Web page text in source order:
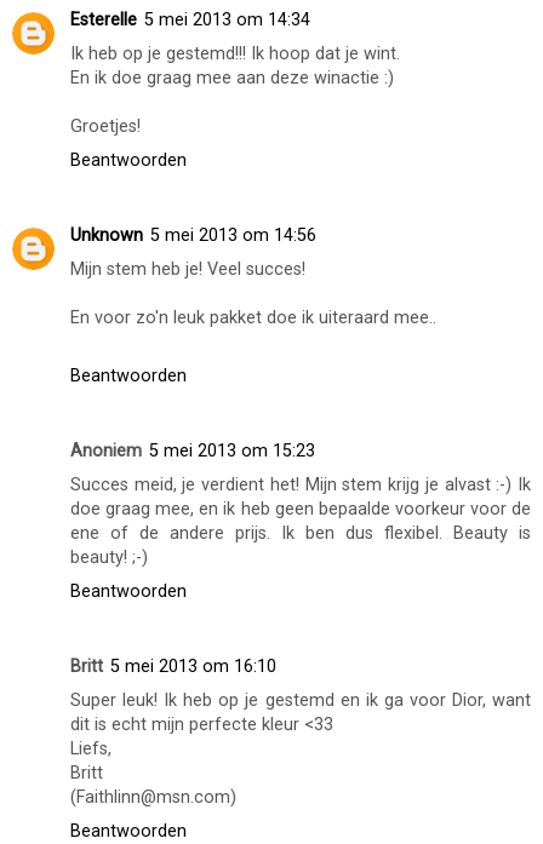
Esterelle 5 mei 2013 om 14:34
Ik heb op je gestemd!!! Ik hoop dat je wint.
En ik doe graag mee aan deze winactie :)
Groetjes!
Beantwoorden
Unknown 5 mei 2013 om 14:56
Mijn stem heb je! Veel succes!
En voor zo'n leuk pakket doe ik uiteraard mee..
Beantwoorden
Anoniem 5 mei 2013 om 15:23
Succes meid, je verdient het! Mijn stem krijg je alvast :-) Ik
doe graag mee, en ik heb geen bepaalde voorkeur voor de
ene of de andere prijs. Ik ben dus flexibel. Beauty is
beauty! ;-)
Beantwoorden
Britt 5 mei 2013 om 16:10
Super leuk! Ik heb op je gestemd en ik ga voor Dior, want
dit is echt mijn perfecte kleur <33
Liefs,
Britt
(Faithlinn@msn.com)
Beantwoorden